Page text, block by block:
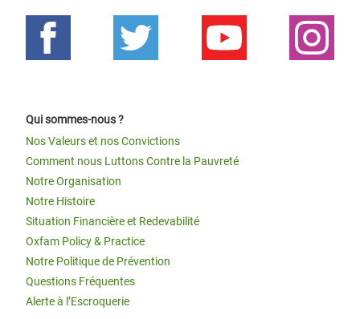
Qui sommes-nous ?
Nos Valeurs et nos Convictions
Comment nous Luttons Contre la Pauvreté
Notre Organisation
Notre Histoire
Situation Financière et Redevabilité
Oxfam Policy & Practice
Notre Politique de Prévention
Questions Fréquentes
Alerte à l’Escroquerie